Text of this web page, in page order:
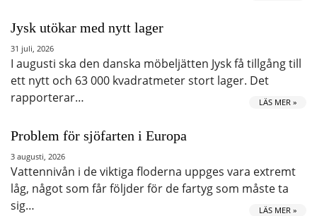
Jysk utökar med nytt lager
31 juli, 2026
I augusti ska den danska möbeljätten Jysk få tillgång till
ett nytt och 63 000 kvadratmeter stort lager. Det
rapporterar…
LÄS MER »
Problem för sjöfarten i Europa
3 augusti, 2026
Vattennivån i de viktiga floderna uppges vara extremt
låg, något som får följder för de fartyg som måste ta
sig…
LÄS MER »